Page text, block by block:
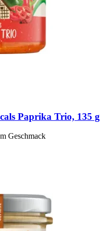
Paprika Trio, 135 g
Geschmack